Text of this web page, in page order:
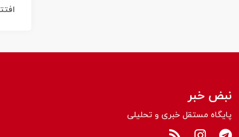
نبض خبر
پایگاه مستقل خبری و تحلیلی